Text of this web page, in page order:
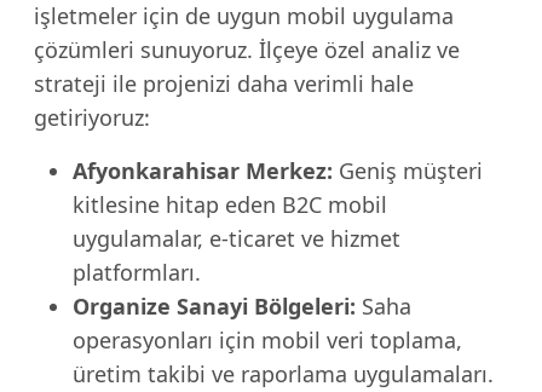
işletmeler için de uygun mobil uygulama
çözümleri sunuyoruz. İlçeye özel analiz ve
strateji ile projenizi daha verimli hale
getiriyoruz:
Afyonkarahisar Merkez: Geniş müşteri
kitlesine hitap eden B2C mobil
uygulamalar, e-ticaret ve hizmet
platformları.
Organize Sanayi Bölgeleri: Saha
operasyonları için mobil veri toplama,
üretim takibi ve raporlama uygulamaları.